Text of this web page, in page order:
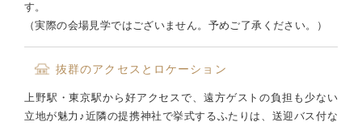
す。
（実際の会場見学ではございません。予めご了承ください。）
抜群のアクセスとロケーション
上野駅・東京駅から好アクセスで、遠方ゲストの負担も少ない
立地が魅力♪近隣の提携神社で挙式するふたりは、送迎バス付な